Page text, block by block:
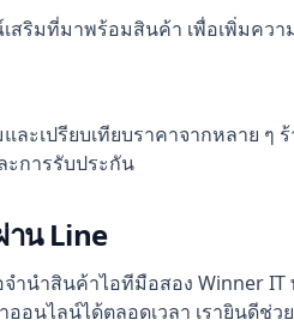
สริมที่มาพร้อมสินค้า เพื่อเพิ่มคว
ะเปรียบเทียบราคาจากหลาย ๆ
ะการรับประกัน
าน Line
ำนำสินค้าไอทีมือสอง Winner
ออนไลน์ได้ตลอดเวลา เรายินดี